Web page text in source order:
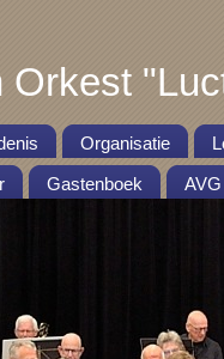
Orkest
Organisatie
Gastenboek AVG